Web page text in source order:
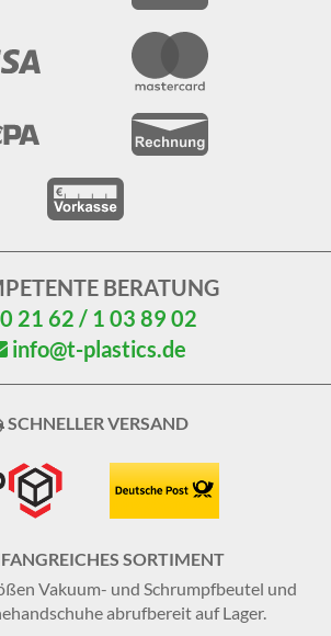
BERATUNG
0 21 62 / 1 03 89 02
info@t-plastics.de
SCHNELLER VERSAND
SORTIMENT
Vakuum- und Schrumpfbeutel und
abrufbereit auf Lager.